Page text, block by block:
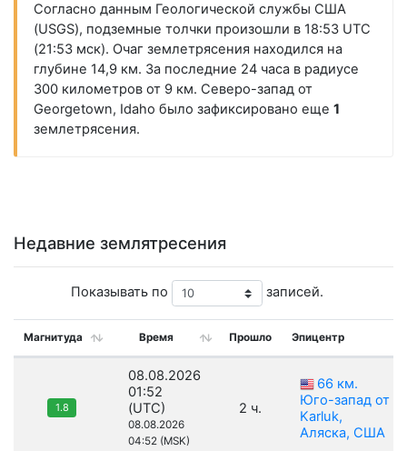
Согласно данным Геологической службы США
(USGS), подземные толчки произошли в 18:53 UTC
(21:53 мск). Очаг землетрясения находился на
глубине 14,9 км. За последние 24 часа в радиусе
300 километров от 9 км. Северо-запад от
Georgetown, Idaho было зафиксировано еще 1
землетрясения.
Недавние землятресения
Показывать по записей.
Магнитуда Время Прошло Эпицентр
1.8
08.08.2026
01:52
(UTC)
08.08.2026
04:52 (MSK)
2 ч.
66 км.
Юго-запад от
Karluk,
Аляска, США